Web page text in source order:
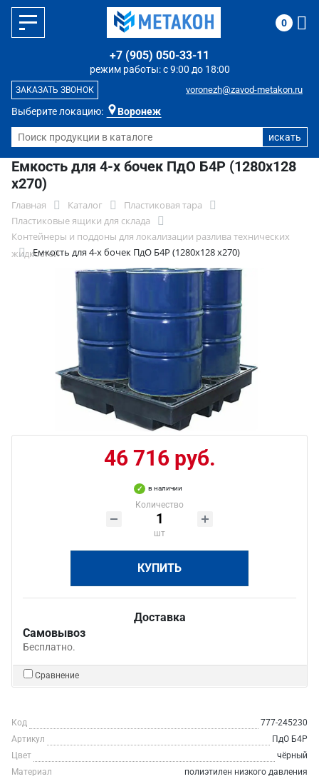
Выберите локацию: Воронеж
режим работы: с 9:00 до 18:00
+7 (905) 050-33-11
voronezh@zavod-metakon.ru
ЗАКАЗАТЬ ЗВОНОК
0
Емкость для 4-х бочек ПдО Б4Р (1280х128
х270)
Главная Каталог
Пластиковая тара
Пластиковые ящики для склада
Контейнеры и поддоны для локализации разлива технических
жидкостей
Емкость для 4-х бочек ПдО Б4Р (1280х128 х270)
46 716 руб.
в наличии
Количество
шт
КУПИТЬ
Доставка
Самовывоз
Бесплатно.
Сравнение
Код
777-245230
Артикул
ПдО Б4Р
Цвет
чёрный
Материал
полиэтилен низкого давления